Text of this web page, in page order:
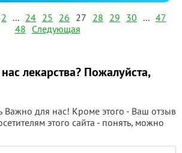
2 ... 24 25 26 27 28 29 30 ... 47
48 Следующая
лекарства? Пожалуйста,
Важно для нас! Кроме этого - Ваш отзыв
этого сайта - понять, можно